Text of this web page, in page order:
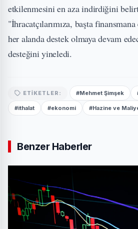
etkilenmesini en aza indirdiğini
"İhracatçılarımıza, başta
her alanda destek olmaya devam
desteğini yineledi.
ETIKETLER: #Mehmet Şimşek
#ithalat #ekonomi #Hazine ve
Benzer Haberler